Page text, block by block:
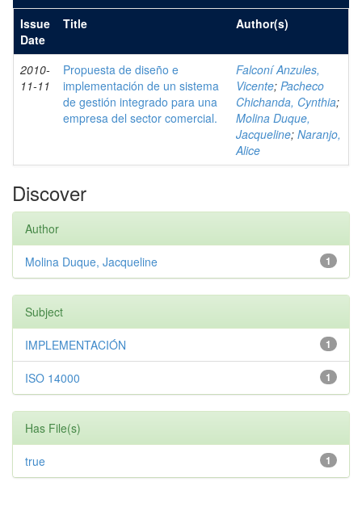
Issue
Date
Title Author(s)
2010-
11-11
Propuesta de diseño e
implementación de un sistema
de gestión integrado para una
empresa del sector comercial.
Falconí Anzules,
Vicente; Pacheco
Chichanda, Cynthia;
Molina Duque,
Jacqueline; Naranjo,
Alice
Discover
Author
1
Molina Duque, Jacqueline
Subject
1
IMPLEMENTACIÓN
1
ISO 14000
Has File(s)
1
true